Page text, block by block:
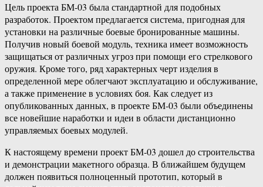
Цель проекта БМ-03 была стандартной для подобных
разработок. Проектом предлагается система, пригодная для
установки на различные боевые бронированные машины.
Получив новый боевой модуль, техника имеет возможность
защищаться от различных угроз при помощи его стрелкового
оружия. Кроме того, ряд характерных черт изделия в
определенной мере облегчают эксплуатацию и обслуживание,
а также применение в условиях боя. Как следует из
опубликованных данных, в проекте БМ-03 были объединены
все новейшие наработки и идеи в области дистанционно
управляемых боевых модулей.
К настоящему времени проект БМ-03 дошел до строительства
и демонстрации макетного образца. В ближайшем будущем
должен появиться полноценный прототип, который в